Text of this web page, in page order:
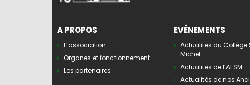
A PROPOS
L’association
Organes et fonctionnement
Les partenaires
EVÉNEMENTS
Actualités du Collège
Michel
Actualités de l’AESM
Actualités de nos